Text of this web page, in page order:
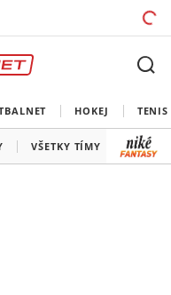
HOKEJ TENIS
VŠETKY TÍMY